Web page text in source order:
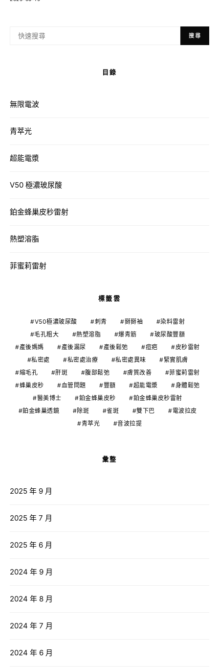
搜尋
目錄
無限電波
青萃光
超能電漿
V50 極濃玻尿酸
鉑金蜂巢皮秒雷射
熱塑溶脂
菲蜜莉雷射
標籤雲
V50極濃玻尿酸 刺青 掰掰袖
染料雷射
毛孔粗大
熱塑溶脂 爆青筋
玻尿酸豐額
產後媽媽
產後漏尿 產後鬆弛 痘疤
皮秒雷射
私密處
私密處治療 私密處異味
緊實肌膚
縮毛孔
肝斑 腹部鬆弛 膚質改善
菲蜜莉雷射
蜂巢皮秒
血管問題 豐額 超能電漿
身體鬆弛
醫美博士
鉑金蜂巢皮秒
鉑金蜂巢皮秒雷射
鉑金蜂巢透鏡
除斑 雀斑 雙下巴
電波拉皮
青萃光
音波拉提
彙整
2025 年 9 月
2025 年 7 月
2025 年 6 月
2024 年 9 月
2024 年 8 月
2024 年 7 月
2024 年 6 月